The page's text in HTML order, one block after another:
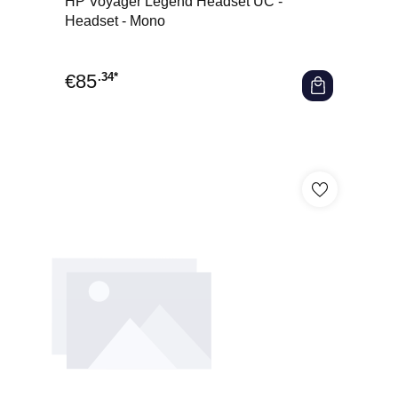
Headset - Mono
€85.34*